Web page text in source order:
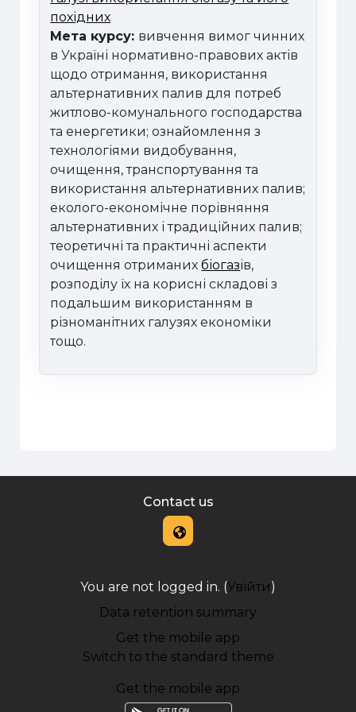
похідних
Мета курсу: вивчення вимог чинних
в Україні нормативно-правових актів
щодо отримання, використання
альтернативних палив для потреб
житлово-комунального господарства
та енергетики; ознайомлення з
технологіями видобування,
очищення, транспортування та
використання альтернативних палив;
еколого-економічне порівняння
альтернативних і традиційних палив;
теоретичні та практичні аспекти
очищення отриманихбіогазів,
розподілу їх на корисні складові з
подальшим використанням в
різноманітних галузях економіки
тощо.
Contact us
You are not logged in. (Увійти)
Data retention summary
Get the mobile app
Switch to the standard theme
Get the mobile app